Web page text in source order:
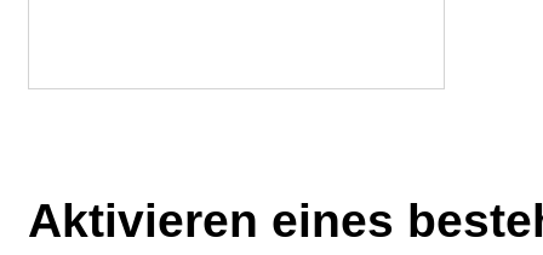
Aktivieren eines